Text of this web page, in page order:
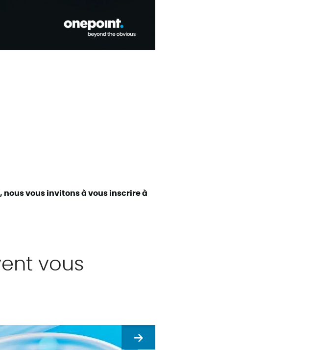
vous invitons à vous inscrire à
vous
Suivant